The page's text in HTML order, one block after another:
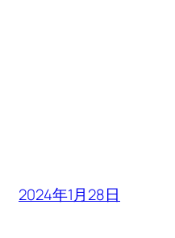
2024年1月28日